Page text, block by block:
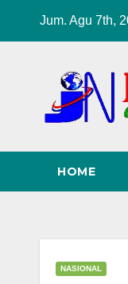
Jum. Agu 7th,
HOME
NASIONAL